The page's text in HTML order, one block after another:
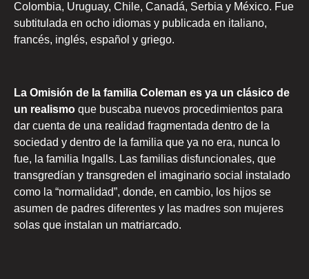
Colombia, Uruguay, Chile, Canadá, Serbia y México. Fue
subtitulada en ocho idiomas y publicada en italiano,
francés, inglés, español y griego.
La Omisión de la familia Coleman es ya un clásico de
un realismo que buscaba nuevos procedimientos para
dar cuenta de una realidad fragmentada dentro de la
sociedad y dentro de la familia que ya no era, nunca lo
fue, la familia Ingalls. Las familias disfuncionales, que
transgredían y transgreden el imaginario social instalado
como la “normalidad”, donde, en cambio, los hijos se
asumen de padres diferentes y las madres son mujeres
solas que instalan un matriarcado.